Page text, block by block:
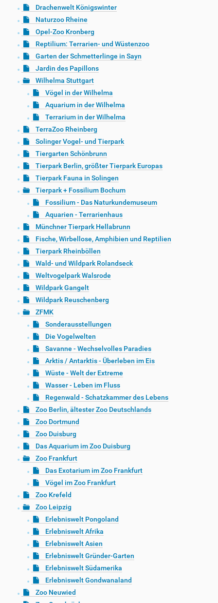
Drachenwelt Königswinter
Naturzoo Rheine
Opel-Zoo Kronberg
Reptilium: Terrarien- und Wüstenzoo
Garten der Schmetterlinge in Sayn
Jardin des Papillons
Wilhelma Stuttgart
Vögel in der Wilhelma
Aquarium in der Wilhelma
Terrarium in der Wilhelma
TerraZoo Rheinberg
Solinger Vogel- und Tierpark
Tiergarten Schönbrunn
Tierpark Berlin, größter Tierpark Europas
Tierpark Fauna in Solingen
Tierpark + Fossilium Bochum
Fossilium - Das Naturkundemuseum
Aquarien - Terrarienhaus
Münchner Tierpark Hellabrunn
Fische, Wirbellose, Amphibien und Reptilien
Tierpark Rheinböllen
Wald- und Wildpark Rolandseck
Weltvogelpark Walsrode
Wildpark Gangelt
Wildpark Reuschenberg
ZFMK
Sonderausstellungen
Die Vogelwelten
Savanne - Wechselvolles Paradies
Arktis / Antarktis - Überleben im Eis
Wüste - Welt der Extreme
Wasser - Leben im Fluss
Regenwald - Schatzkammer des Lebens
Zoo Berlin, ältester Zoo Deutschlands
Zoo Dortmund
Zoo Duisburg
Das Aquarium im Zoo Duisburg
Zoo Frankfurt
Das Exotarium im Zoo Frankfurt
Vögel im Zoo Frankfurt
Zoo Krefeld
Zoo Leipzig
Erlebniswelt Pongoland
Erlebniswelt Afrika
Erlebniswelt Asien
Erlebniswelt Gründer-Garten
Erlebniswelt Südamerika
Erlebniswelt Gondwanaland
Zoo Neuwied